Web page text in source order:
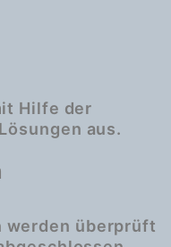
Hilfe der
aus.
werden überprüft